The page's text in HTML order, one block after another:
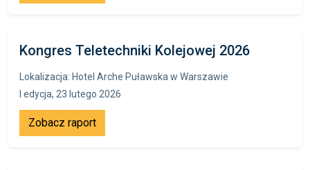
Kongres Teletechniki Kolejowej 2026
Lokalizacja: Hotel Arche Puławska w Warszawie
I edycja, 23 lutego 2026
Zobacz raport